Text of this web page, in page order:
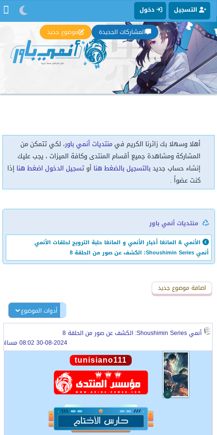
التسجيل دخول
المشاركات الجديدة موضوع جديد
أهلا وسهلا بك زائرنا الكريم فيمنتديات أنمي باور، لكي تتمكن من
المشاركة ومشاهدة جميع أقسام المنتدى وكافة الميزات ، يجب عليك
إنشاء حساب جديد بالتسجيل بالضغط هنا أوتسجيل الدخول اضغط هنا إذا
كنت عضواً .
منتديات أنمي باور
الأنمي & المانغا أخبار الأنمي و المانغا حلبة الترويج لحلقات الأنمي
أنمي Shoushimin Series: الكشف عن صور من الحلقة 8
اضافة رد جديد
اضافة موضوع جديد
أدوات الموضوع
أنمي Shoushimin Series: الكشف عن صور من الحلقة 8
30-08-2024 08:02 مساءً
tunisiano111